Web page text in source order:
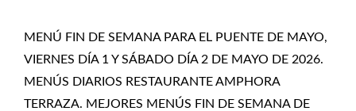
MENÚ FIN DE SEMANA PARA EL PUENTE DE MAYO,
VIERNES DÍA 1 Y SÁBADO DÍA 2 DE MAYO DE 2026.
MENÚS DIARIOS RESTAURANTE AMPHORA
TERRAZA. MEJORES MENÚS FIN DE SEMANA DE